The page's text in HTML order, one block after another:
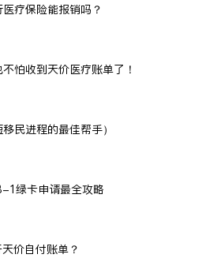
疗保险能报销吗？
怕收到天价医疗账单了！
民进程的最佳帮手）
1绿卡申请最全攻略
价自付账单？